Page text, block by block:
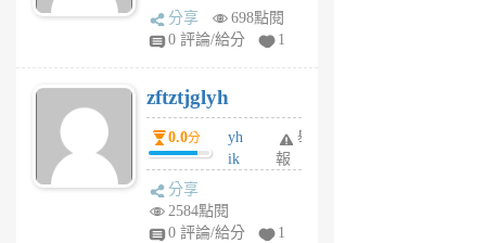
rh
pe
月
前
分享
698點閱
0 評論/給分
1
zftztjglyh
0.0分
yh
ik
tu
舉
報
分享
2584點閱
0 評論/給分
1